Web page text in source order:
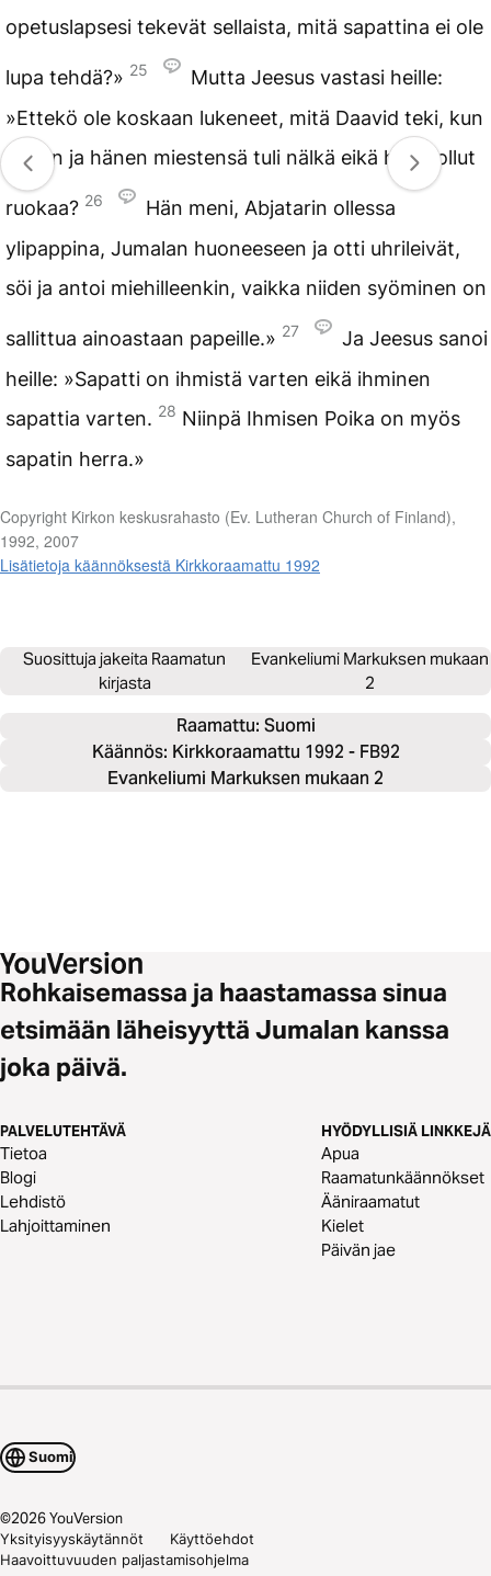
opetuslapsesi tekevät sellaista, mitä sapattina ei ole
lupa tehdä?» 25
Mutta Jeesus vastasi heille:
»Ettekö ole koskaan lukeneet, mitä Daavid teki, kun
hänen ja hänen miestensä tuli nälkä eikä heillä ollut
ruokaa? 26
Hän meni, Abjatarin ollessa
ylipappina, Jumalan huoneeseen ja otti uhrileivät,
söi ja antoi miehilleenkin, vaikka niiden syöminen on
sallittua ainoastaan papeille.» 27
Ja Jeesus sanoi
heille: »Sapatti on ihmistä varten eikä ihminen
sapattia varten. 28 Niinpä Ihmisen Poika on myös
sapatin herra.»
Copyright Kirkon keskusrahasto (Ev. Lutheran Church of Finland),
1992, 2007
Lisätietoja käännöksestä Kirkkoraamattu 1992
Suosittuja jakeita Raamatun
kirjasta
Evankeliumi Markuksen mukaan
2
Raamattu: Suomi
Käännös: Kirkkoraamattu 1992 - FB92
Evankeliumi Markuksen mukaan 2
Rohkaisemassa ja haastamassa sinua
etsimään läheisyyttä Jumalan kanssa
joka päivä.
PALVELUTEHTÄVÄ
Tietoa
Blogi
Lehdistö
Lahjoittaminen
HYÖDYLLISIÄ LINKKEJÄ
Apua
Raamatunkäännökset
Ääniraamatut
Kielet
Päivän jae
Suomi
©2026YouVersion
Yksityisyyskäytännöt
Käyttöehdot
Haavoittuvuuden paljastamisohjelma